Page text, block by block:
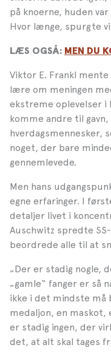
på knoerne, huden
Hvor længe, spurgte vi
LÆS OGSÅ: MEN DU
Viktor E. Frankl
lære om meningen
ekstreme oplevelser i
komme andre til
hverdagsmennesker,
noget, der bare
gennemlevede.
Men hans
egne erfaringer. I
detaljer livet i
Auschwitz spredte
beordrede alle til at
„Der er stadig nogle,
„gamle“ fanger er så
ikke i det mindste må
medaljon, en maskot,
er stadig ingen, der
det, at alt skal tages